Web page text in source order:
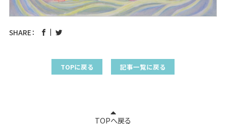
SHARE：
TOPに戻る 記事一覧に戻る
TOPへ戻る